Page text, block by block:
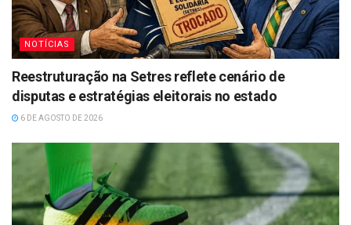
NOTÍCIAS
Reestruturação na Setres reflete cenário de
disputas e estratégias eleitorais no estado
6 DE AGOSTO DE 2026